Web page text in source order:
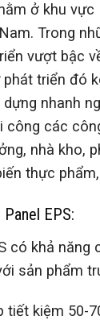
ở khu vực
Trong
vượt bậc
triển đó
nhanh
công các
nhà kho,
thực
EPS:
có khả năng
sản phẩm
tiết kiệm 50-